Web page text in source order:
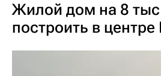
Жилой дом на 8 тыс
построить в